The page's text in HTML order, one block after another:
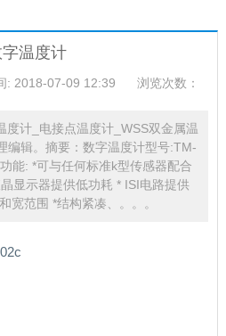
温度计
: 2018-07-09 12:39 浏览次数：
度计_电接点温度计_WSS双金属温
编辑。摘要：数字温度计型号:TM-
能: *可与任何标准k型传感器配合
显示器提供低功耗 * ISI电路提供
宽范围 *结构紧凑、。。。